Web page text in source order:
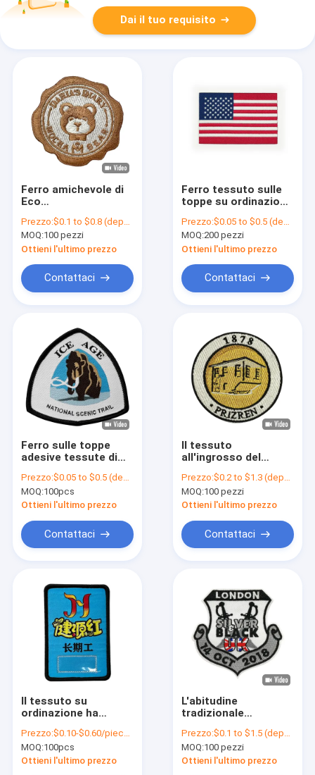
Prodotti
Chi siamo
Fatory Tour
notizie
Dai il tuo requisito
Ferro amichevole di
Eco
sveglio dei bambini
sulle toppe su
ordinazione del
ricamo delle toppe
per le borse
Prezzo:$0.1 to $0.8 (depends on the design and order quantity)
MOQ:100 pezzi
Ottieni l'ultimo prezzo
Contattaci
Ferro tessuto sulle
toppe su ordinazione
paese della toppa
della bandiera
americana
Prezzo:$0.05 to $0.5 (depends on the design and order quantity)
MOQ:200 pezzi
Ottieni l'ultimo prezzo
Contattaci
Ferro sulle toppe
adesive tessute di
Friendly Handmade
per i vestiti
Prezzo:$0.05 to $0.5 (depends on the design and order quantity)
MOQ:100pcs
Ottieni l'ultimo prezzo
Contattaci
Il tessuto
all'ingrosso del
del calore rattoppa il
ferro su lavabile
parziale di Pantone
Prezzo:$0.2 to $1.3 (depends on the design and order quantity)
MOQ:100 pezzi
Ottieni l'ultimo prezzo
Contattaci
Il tessuto su
ordinazione ha
distintivi della toppa
sulla toppa tessuta
abbigliamento
Prezzo:$0.10-$0.60/piece (depends on the design and order quantity)
MOQ:100pcs
Ottieni l'ultimo prezzo
L'abitudine
tradizionale
ricamato le toppe
per i
vestiti/cappuccio
Prezzo:$0.1 to $1.5 (depends on the design and order quantity)
MOQ:100 pezzi
Ottieni l'ultimo prezzo